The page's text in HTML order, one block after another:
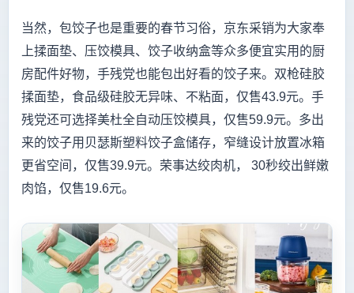
当然，包饺子也是重要的春节习俗，京东采销为大家奉
上揉面垫、压饺模具、饺子收纳盒等众多便宜实用的厨
房配件好物，手残党也能包出好看的饺子来。双枪硅胶
揉面垫，食品级硅胶无异味、不粘面，仅售43.9元。手
残党还可选择美杜全自动压饺模具，仅售59.9元。多出
来的饺子用贝瑟斯塑料饺子盒储存，窄缝设计放置冰箱
更省空间，仅售39.9元。荣事达绞肉机， 30秒绞出鲜嫩
肉馅，仅售19.6元。